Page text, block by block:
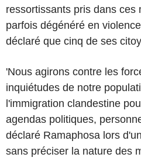
ressortissants pris dans ces
parfois dégénéré en
déclaré que cinq de ses
'Nous agirons contre les
inquiétudes de notre
l'immigration clandestine
agendas politiques,
déclaré Ramaphosa lors
sans préciser la nature des